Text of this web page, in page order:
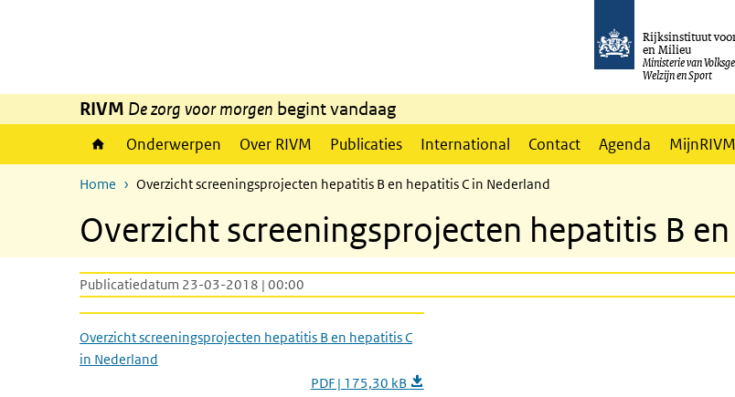
Rijksinstituut
en Milieu
Ministerie van
Welzijn en Sport
RIVM De zorg voor morgen begint vandaag
Onderwerpen Over RIVM Publicaties International Contact Agenda MijnRIVM
Home Overzicht screeningsprojecten hepatitis B en hepatitis C in Nederland
Overzicht screeningsprojecten hepatitis B
Publicatiedatum 23-03-2018 | 00:00
Overzicht screeningsprojecten hepatitis B en hepatitis C
in Nederland
PDF | 175,30 kB